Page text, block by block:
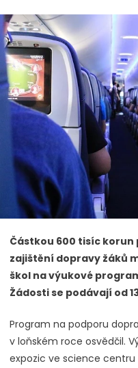
Částkou 600 tisíc korun
zajištění dopravy žáků
škol na výukové
Žádosti se podávají od
Program na podporu
v loňském roce osvědčil.
expozic ve science